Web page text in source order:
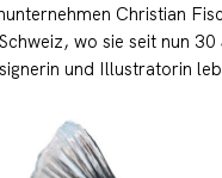
Christian
wo sie seit nun 30
und Illustratorin